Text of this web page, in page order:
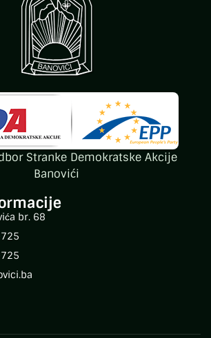
Stranke Demokratske Akcije
Banovići
br. 68